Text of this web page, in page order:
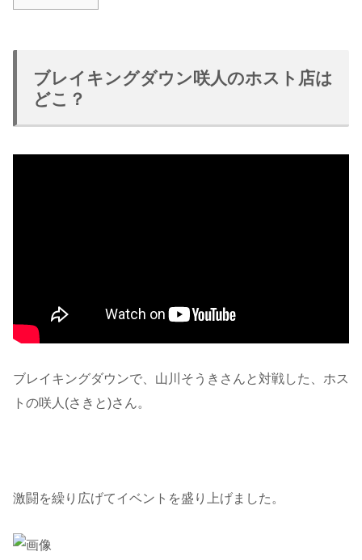
ブレイキングダウン咲人のホスト店は
どこ？
ブレイキングダウンで、山川そうきさんと対戦した、ホス
トの咲人(さきと)さん。
激闘を繰り広げてイベントを盛り上げました。